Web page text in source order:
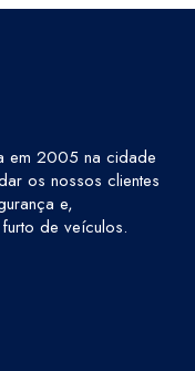
em 2005 na cidade
os nossos clientes
e,
de veículos.